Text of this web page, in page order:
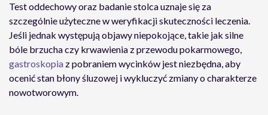
Test oddechowy oraz badanie stolca uznaje się za
szczególnie użyteczne w weryfikacji skuteczności leczenia.
Jeśli jednak występują objawy niepokojące, takie jak silne
bóle brzucha czy krwawienia z przewodu pokarmowego,
gastroskopia z pobraniem wycinków jest niezbędna, aby
ocenić stan błony śluzowej i wykluczyć zmiany o charakterze
nowotworowym.